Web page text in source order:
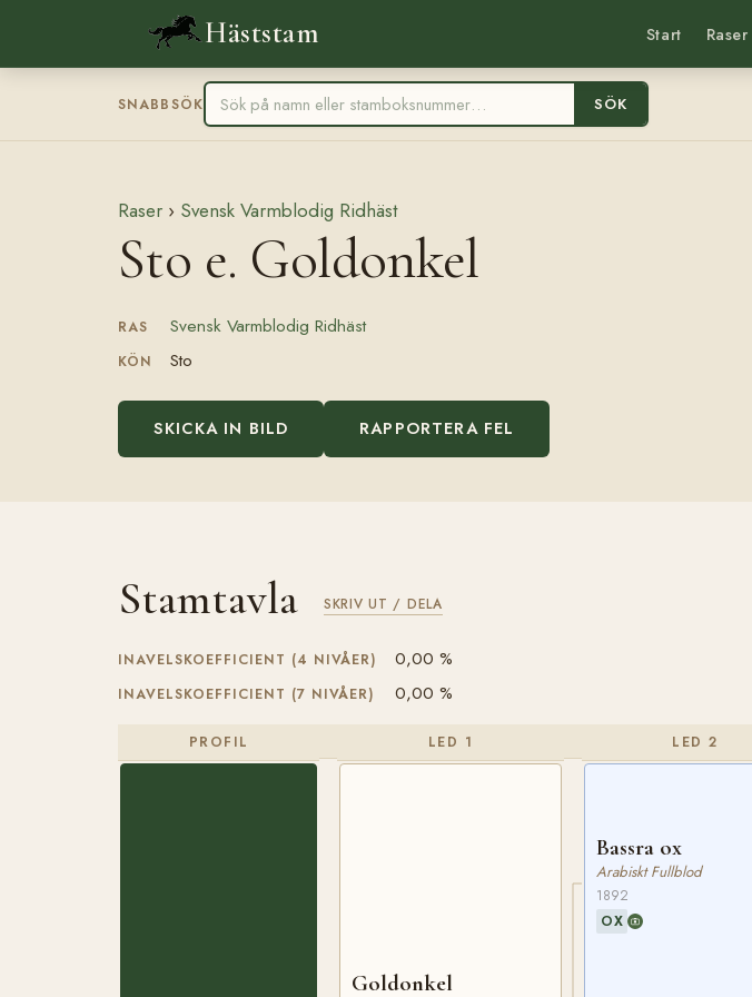
Häststam Start Raser
SNABBSÖK SÖK
Raser › Svensk Varmblodig Ridhäst
Sto e. Goldonkel
RAS Svensk Varmblodig Ridhäst
KÖN Sto
SKICKA IN BILD RAPPORTERA FEL
Stamtavla SKRIV UT / DELA
INAVELSKOEFFICIENT (4 NIVÅER) 0,00 %
INAVELSKOEFFICIENT (7 NIVÅER) 0,00 %
PROFIL LED 1
Goldonkel
LED 2
Bassra ox
Arabiskt Fullblod
1892
OX